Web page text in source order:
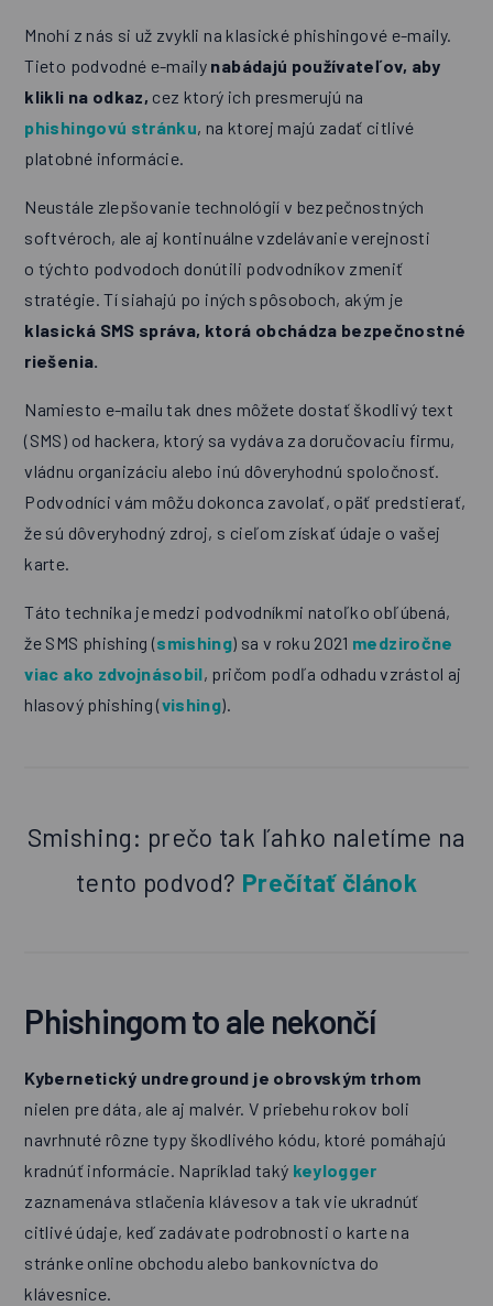
Mnohí z nás si už zvykli na klasické phishingové e-maily.
Tieto podvodné e-maily nabádajú používateľov, aby
klikli na odkaz, cez ktorý ich presmerujú na
phishingovú stránku, na ktorej majú zadať citlivé
platobné informácie.
Neustále zlepšovanie technológií v bezpečnostných
softvéroch, ale aj kontinuálne vzdelávanie verejnosti
o týchto podvodoch donútili podvodníkov zmeniť
stratégie. Tí siahajú po iných spôsoboch, akým je
klasická SMS správa, ktorá obchádza bezpečnostné
riešenia.
Namiesto e-mailu tak dnes môžete dostať škodlivý text
(SMS) od hackera, ktorý sa vydáva za doručovaciu firmu,
vládnu organizáciu alebo inú dôveryhodnú spoločnosť.
Podvodníci vám môžu dokonca zavolať, opäť predstierať,
že sú dôveryhodný zdroj, s cieľom získať údaje o vašej
karte.
Táto technika je medzi podvodníkmi natoľko obľúbená,
že SMS phishing (smishing) sa v roku 2021 medziročne
viac ako zdvojnásobil, pričom podľa odhadu vzrástol aj
hlasový phishing (vishing).
Smishing: prečo tak ľahko naletíme na
tento podvod? Prečítať článok
Phishingom to ale nekončí
Kybernetický undreground je obrovským trhom
nielen pre dáta, ale aj malvér. V priebehu rokov boli
navrhnuté rôzne typy škodlivého kódu, ktoré pomáhajú
kradnúť informácie. Napríklad taký keylogger
zaznamenáva stlačenia klávesov a tak vie ukradnúť
citlivé údaje, keď zadávate podrobnosti o karte na
stránke online obchodu alebo bankovníctva do
klávesnice.